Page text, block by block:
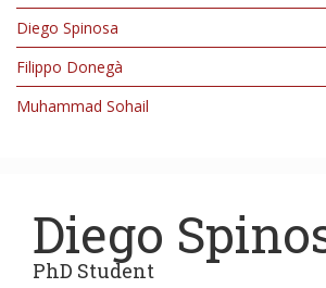
Diego Spinosa
Filippo Donegà
Muhammad Sohail
Diego
PhD Student